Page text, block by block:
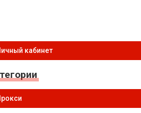
кабинет